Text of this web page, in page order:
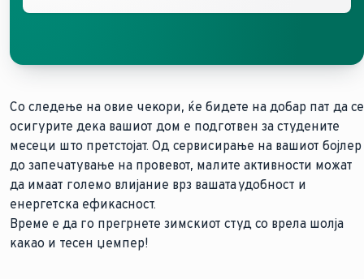
Со следење на овие чекори, ќе бидете на добар пат да се
осигурите дека вашиот дом е подготвен за студените
месеци што претстојат. Од сервисирање на вашиот бојлер
до запечатување на провевот, малите активности можат
да имаат големо влијание врз вашата удобност и
енергетска ефикасност.
Време е да го прегрнете зимскиот студ со врела шолја
какао и тесен џемпер!